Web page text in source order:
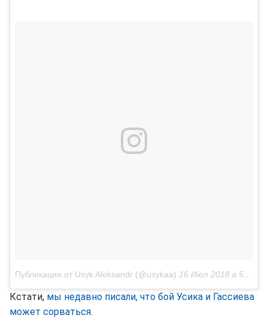
Публикация от Usyk Aleksandr (@usykaa) 16 Июл 2018 в 5:57 PDT
Кстати, мы недавно писали, что бой Усика и Гассиева
может сорваться.